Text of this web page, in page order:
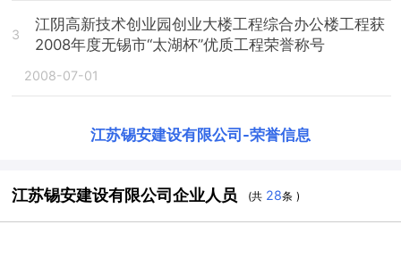
3
江阴高新技术创业园创业大楼工程综合办公楼工程获
2008年度无锡市“太湖杯”优质工程荣誉称号
2008-07-01
江苏锡安建设有限公司 -荣誉信息
江苏锡安建设有限公司企业人员 (共 28条 )